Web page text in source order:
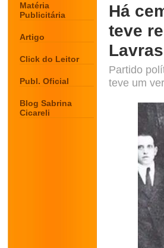
Matéria
Publicitária
Artigo
Click do Leitor
Publ. Oficial
Blog Sabrina
Cicareli
Há
teve
Lavras
Partido
teve um